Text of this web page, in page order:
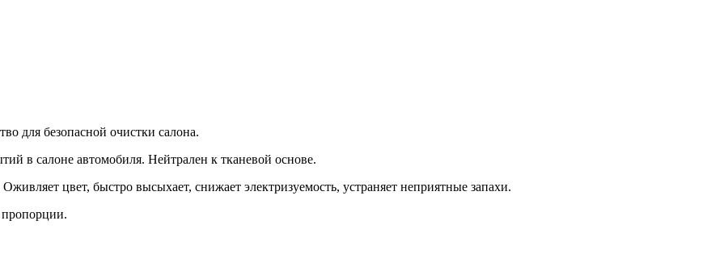
для безопасной очистки салона.
в салоне автомобиля. Нейтрален к тканевой основе.
цвет, быстро высыхает, снижает электризуемость, устраняет неприятные запахи.
пропорции.